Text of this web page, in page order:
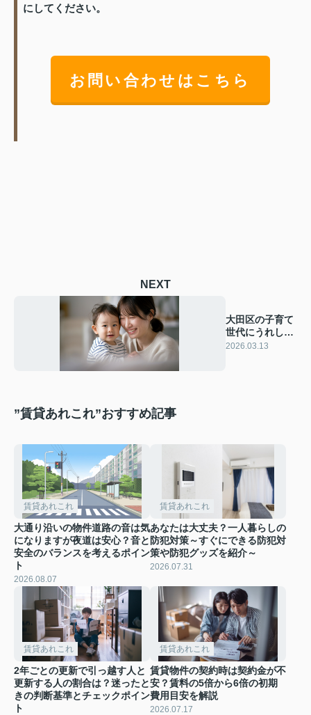
にしてください。
お問い合わせはこちら
NEXT
大田区の子育て
世代にうれしい
補助とは？支援
2026.03.13
”賃貸あれこれ”おすすめ記事
賃貸あれこれ
大通り沿いの物件道路の音は気
になりますが夜道は安心？音と
安全のバランスを考えるポイン
ト
2026.08.07
賃貸あれこれ
あなたは大丈夫？一人暮らしの
防犯対策～すぐにできる防犯対
策や防犯グッズを紹介～
2026.07.31
賃貸あれこれ
2年ごとの更新で引っ越す人と
更新する人の割合は？迷ったと
きの判断基準とチェックポイン
ト
賃貸あれこれ
賃貸物件の契約時は契約金が不
安？賃料の5倍から6倍の初期
費用目安を解説
2026.07.17